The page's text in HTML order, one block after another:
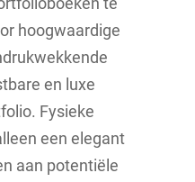
hoogwaardige
en luxe
Fysieke
een elegant
aan potentiële